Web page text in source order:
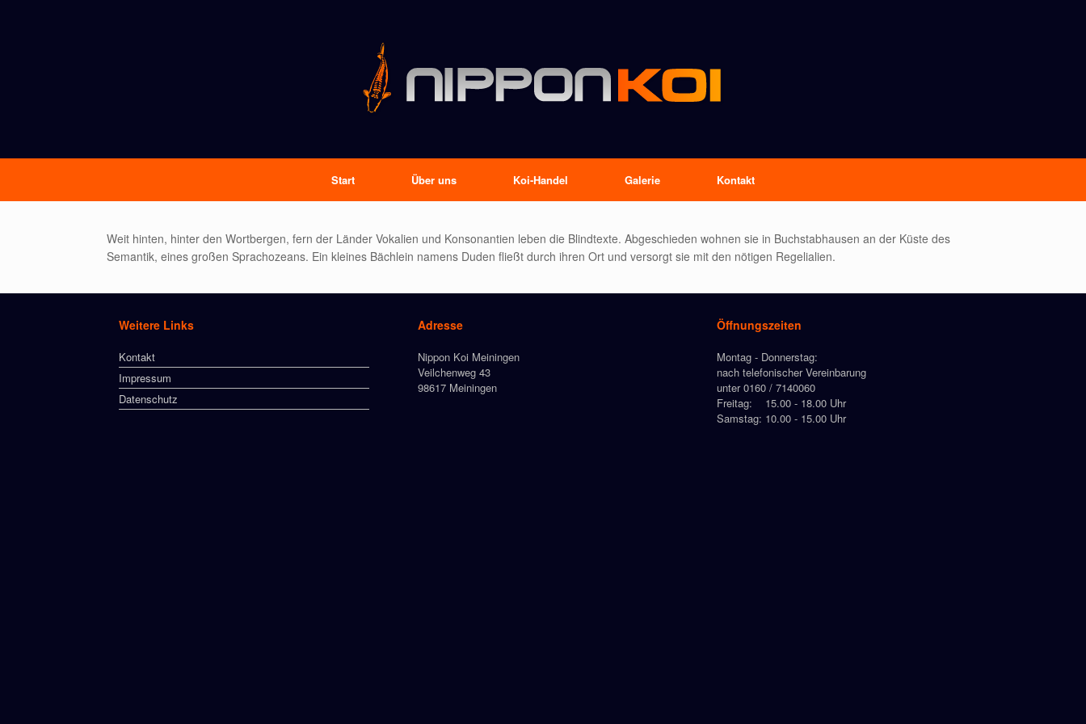
Start Über uns Koi-Handel Galerie Kontakt
Weit hinten, hinter den Wortbergen, fern der Länder Vokalien und Konsonantien leben die Blindtexte. Abgeschieden wohnen sie in Buchstabhausen an der Küste des
Semantik, eines großen Sprachozeans. Ein kleines Bächlein namens Duden fließt durch ihren Ort und versorgt sie mit den nötigen Regelialien.
Weitere Links
Kontakt
Impressum
Datenschutz
Adresse
Nippon Koi Meiningen
Veilchenweg 43
98617 Meiningen
Öffnungszeiten
Montag - Donnerstag:
nach telefonischer Vereinbarung
unter 0160 / 7140060
Freitag: 15.00 - 18.00 Uhr
Samstag: 10.00 - 15.00 Uhr